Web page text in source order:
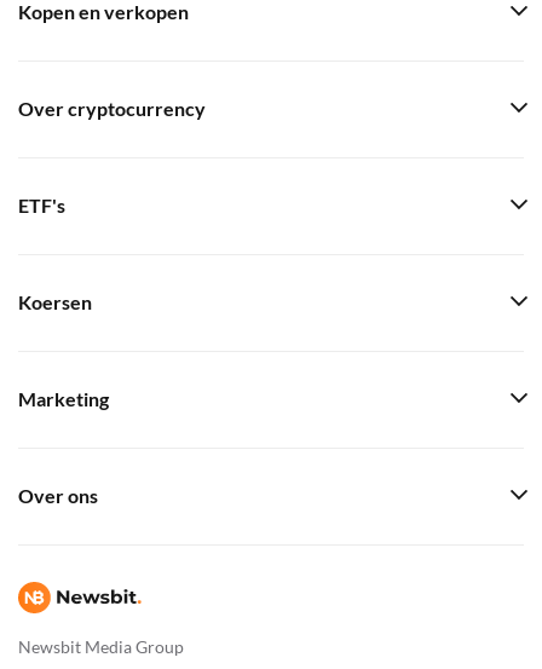
Newsbit Media Group
Kopen en verkopen
Over cryptocurrency
ETF's
Koersen
Marketing
Over ons